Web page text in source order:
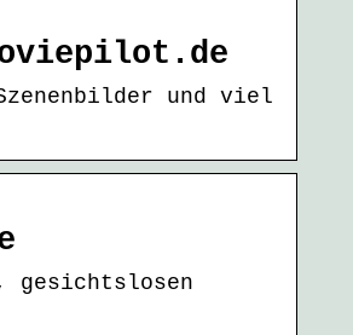
und viel
gesichtslosen